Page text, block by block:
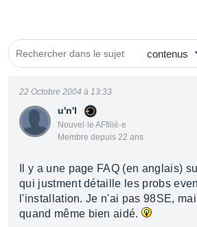
u'n'l
Nouvel·le AFfilié·e
Membre depuis 22 ans
22 Octobre 2004 à 13:33
Il y a une page FAQ (en anglais)
qui justment détaille les probs
l'installation. Je n'ai pas 98SE,
quand même bien aidé.